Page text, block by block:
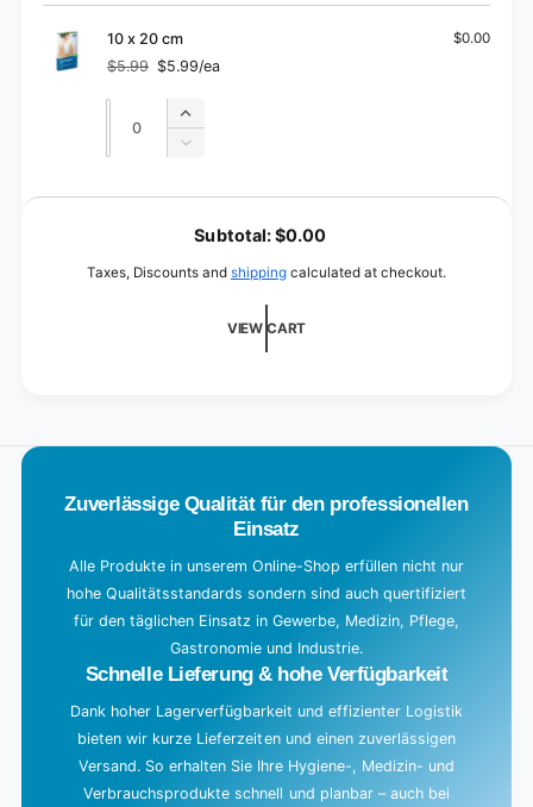
10
cm
x
cm
10 x 20 cm
Regular
price
$5.99
Sale
price
$5.99/ea
$0.00
Quantity
Increase
quantity
20
Decrease
for
20
L
Subtotal:$0.00
Taxes, Discounts and shipping calculated at checkout.
VIEW CART
Zuverlässige Qualität für den professionellen
Einsatz
Alle Produkte in unserem Online-Shop erfüllen nicht nur
hohe Qualitätsstandards sondern sind auch quertifiziert
für den täglichen Einsatz in Gewerbe, Medizin, Pflege,
Gastronomie und Industrie.
Schnelle Lieferung & hohe Verfügbarkeit
Dank hoher Lagerverfügbarkeit und effizienter Logistik
bieten wir kurze Lieferzeiten und einen zuverlässigen
Versand. So erhalten Sie Ihre Hygiene-, Medizin- und
Verbrauchsprodukte schnell und planbar – auch bei